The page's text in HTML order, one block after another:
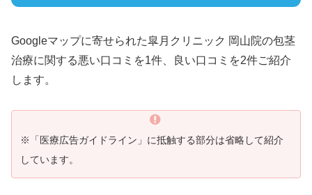
Googleマップに寄せられた皐月クリニック 岡山院の包茎
治療に関する悪い口コミを1件、良い口コミを2件ご紹介
します。
※「医療広告ガイドライン」に抵触する部分は省略して紹介
しています。